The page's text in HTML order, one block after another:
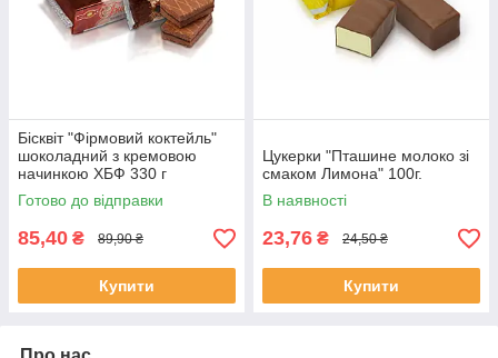
Бісквіт "Фірмовий коктейль"
шоколадний з кремовою
начинкою ХБФ 330 г
Готово до відправки
85,40 ₴ 89,90 ₴
Купити
Цукерки "Пташине молоко зі
смаком Лимона" 100г.
В наявності
23,76 ₴ 24,50 ₴
Купити